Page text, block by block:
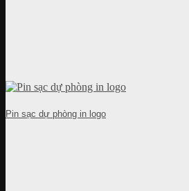
Pin sạc dự phòng in logo